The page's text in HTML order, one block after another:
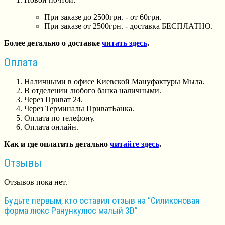
При заказе до 2500грн. - от 60грн.
При заказе от 2500грн. - доставка БЕСПЛАТНО.
Более детально о доставке читать здесь.
Оплата
Наличными в офисе Киевской Мануфактуры Мыла.
В отделении любого банка наличными.
Через Приват 24.
Через Терминалы ПриватБанка.
Оплата по телефону.
Оплата онлайн.
Как и где оплатить детально читайте здесь.
Отзывы
Отзывов пока нет.
Будьте первым, кто оставил отзыв на “Силиконовая
форма люкс Ранункулюс малый 3D”